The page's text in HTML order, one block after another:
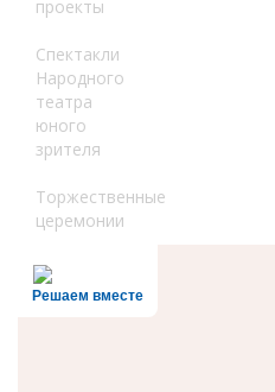
проекты
Спектакли
Народного
театра
юного
зрителя
Торжественные
церемонии
Решаем вместе